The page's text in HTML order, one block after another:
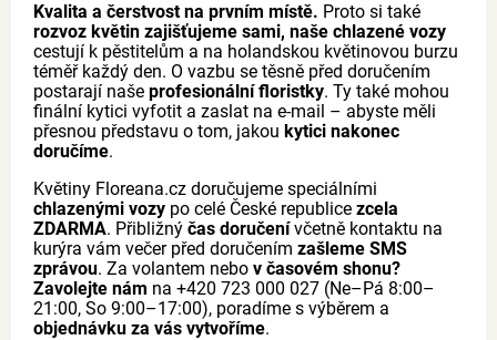
Kvalita a čerstvost na prvním místě. Proto si také
rozvoz květin zajišťujeme sami, naše chlazené vozy
cestují k pěstitelům a na holandskou květinovou burzu
téměř každý den. O vazbu se těsně před doručením
postarají naše profesionální floristky. Ty také mohou
finální kytici vyfotit a zaslat na e-mail – abyste měli
přesnou představu o tom, jakou kytici nakonec
doručíme.
Květiny Floreana.cz doručujeme speciálními
chlazenými vozy po celé České republice zcela
ZDARMA. Přibližný čas doručenívčetně kontaktu na
kurýra vám večer před doručením zašleme SMS
zprávou. Za volantem nebo v časovém shonu?
Zavolejte nám na +420 723 000 027 (Ne–Pá 8:00–
21:00, So 9:00–17:00), poradíme s výběrem a
objednávku za vás vytvoříme.